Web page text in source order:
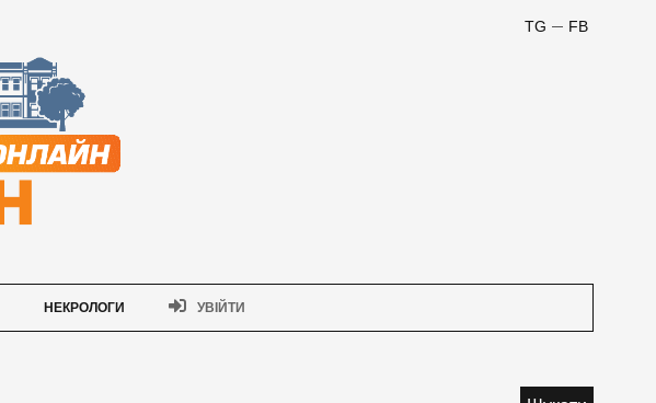
FB
TG
НЕКРОЛОГИ УВІЙТИ